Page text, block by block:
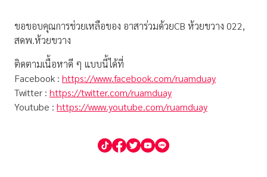
ขอขอบคุณการช่วยเหลือของ อาสาร่วมด้วยCB ห้วยขวาง 022,
สดพ.ห้วยขวาง
ติดตามเนื้อหาดี ๆ แบบนี้ได้ที่
Facebook : https://www.facebook.com/ruamduay
Twitter : https://twitter.com/ruamduay
Youtube : https://www.youtube.com/ruamduay